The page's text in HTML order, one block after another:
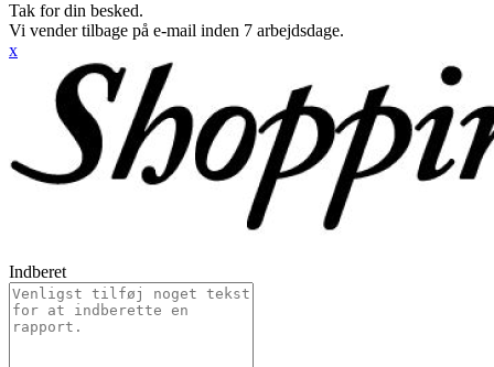
Tak for din besked.
Vi vender tilbage på e-mail inden 7 arbejdsdage.
x
Indberet